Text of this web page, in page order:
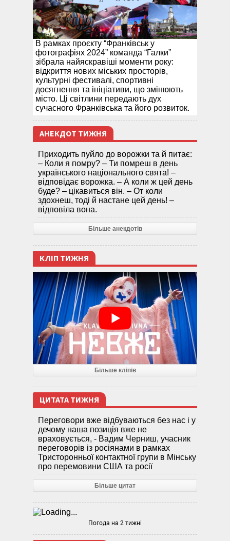
В рамках проєкту “Франківськ у
фотографіях 2024” команда “Галки”
зібрала найяскравіші моменти року:
відкриття нових міських просторів,
культурні фестивалі, спортивні
досягнення та ініціативи, що змінюють
місто. Ці світлини передають дух
сучасного Франківська та його розвиток.
АНЕКДОТ ТИЖНЯ
Приходить пуйло до ворожки та й питає:
– Коли я помру? – Ти помреш в день
українського національного свята! –
відповідає ворожка. – А коли ж цей день
буде? – цікавиться він. – От коли
здохнеш, тоді й настане цей день! –
відповіла вона.
Більше анекдотів
КЛІП ТИЖНЯ
Більше кліпів
ЦИТАТА ТИЖНЯ
Переговори вже відбуваються без нас і у
дечому наша позиція вже не
враховується, - Вадим Черниш, учасник
переговорів із росіянами в рамках
Тристоронньої контактної групи в Мінську
про перемовини США та росії
Більше цитат
Погода на 2 тижні